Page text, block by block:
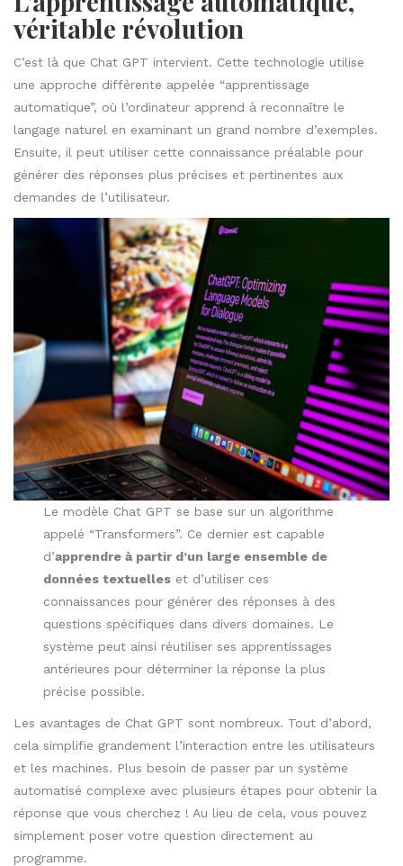
véritable révolution
C’est là que Chat GPT intervient. Cette technologie utilise
une approche différente appelée “apprentissage
automatique”, où l’ordinateur apprend à reconnaître le
langage naturel en examinant un grand nombre d’exemples.
Ensuite, il peut utiliser cette connaissance préalable pour
générer des réponses plus précises et pertinentes aux
demandes de l’utilisateur.
Le modèle Chat GPT se base sur un algorithme
appelé “Transformers”. Ce dernier est capable
d’apprendre à partir d’un large ensemble de
données textuelles et d’utiliser ces
connaissances pour générer des réponses à des
questions spécifiques dans divers domaines. Le
système peut ainsi réutiliser ses apprentissages
antérieures pour déterminer la réponse la plus
précise possible.
Les avantages de Chat GPT sont nombreux. Tout d’abord,
cela simplifie grandement l’interaction entre les utilisateurs
et les machines. Plus besoin de passer par un système
automatisé complexe avec plusieurs étapes pour obtenir la
réponse que vous cherchez ! Au lieu de cela, vous pouvez
simplement poser votre question directement au
programme.